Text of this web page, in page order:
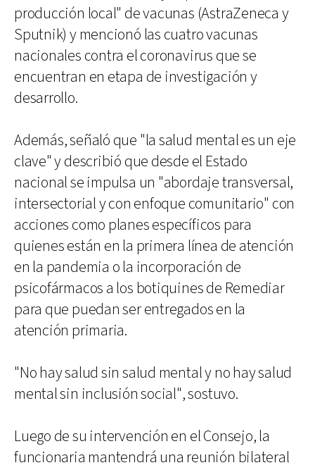
producción local" de vacunas (AstraZeneca y
Sputnik) y mencionó las cuatro vacunas
nacionales contra el coronavirus que se
encuentran en etapa de investigación y
desarrollo.
Además, señaló que "la salud mental es un eje
clave" y describió que desde el Estado
nacional se impulsa un "abordaje transversal,
intersectorial y con enfoque comunitario" con
acciones como planes específicos para
quienes están en la primera línea de atención
en la pandemia o la incorporación de
psicofármacos a los botiquines de Remediar
para que puedan ser entregados en la
atención primaria.
"No hay salud sin salud mental y no hay salud
mental sin inclusión social", sostuvo.
Luego de su intervención en el Consejo, la
funcionaria mantendrá una reunión bilateral